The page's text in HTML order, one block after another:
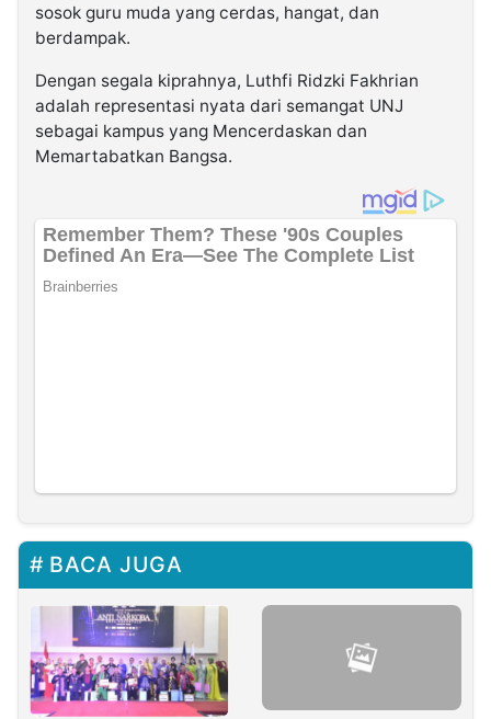
sosok guru muda yang cerdas, hangat, dan
berdampak.
Dengan segala kiprahnya, Luthfi Ridzki Fakhrian
adalah representasi nyata dari semangat UNJ
sebagai kampus yang Mencerdaskan dan
Memartabatkan Bangsa.
BACA JUGA